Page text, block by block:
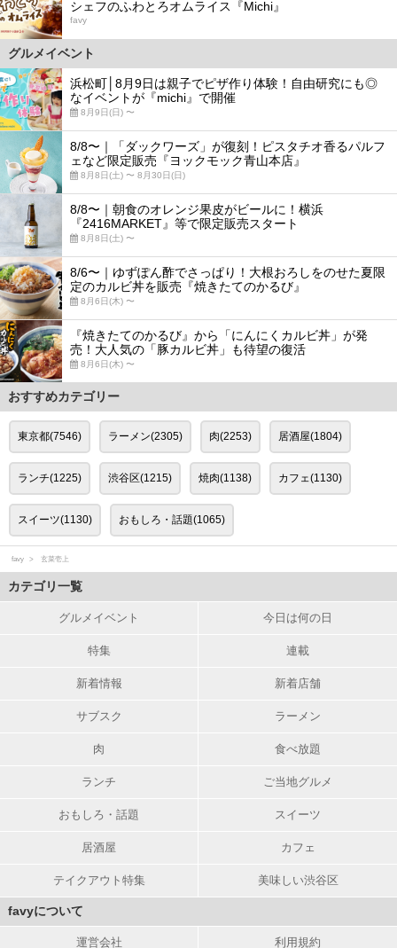
シェフのふわとろオムライス『Michi』
favy
グルメイベント
浜松町│8月9日は親子でピザ作り体験！自由研究にも◎
なイベントが『michi』で開催
8月9日(日) 〜
8/8〜｜「ダックワーズ」が復刻！ピスタチオ香るパルフ
ェなど限定販売『ヨックモック青山本店』
8月8日(土) 〜 8月30日(日)
8/8〜｜朝食のオレンジ果皮がビールに！横浜
『2416MARKET』等で限定販売スタート
8月8日(土) 〜
8/6〜｜ゆずぽん酢でさっぱり！大根おろしをのせた夏限
定のカルビ丼を販売『焼きたてのかるび』
8月6日(木) 〜
『焼きたてのかるび』から「にんにくカルビ丼」が発
売！大人気の「豚カルビ丼」も待望の復活
8月6日(木) 〜
おすすめカテゴリー
東京都(7546) ラーメン(2305) 肉(2253) 居酒屋(1804)
ランチ(1225) 渋谷区(1215) 焼肉(1138) カフェ(1130)
スイーツ(1130) おもしろ・話題(1065)
favy 玄菜壱上
カテゴリ一覧
グルメイベント 今日は何の日
特集 連載
新着情報 新着店舗
サブスク ラーメン
肉 食べ放題
ランチ ご当地グルメ
おもしろ・話題 スイーツ
居酒屋 カフェ
テイクアウト特集 美味しい渋谷区
favyについて
運営会社 利用規約